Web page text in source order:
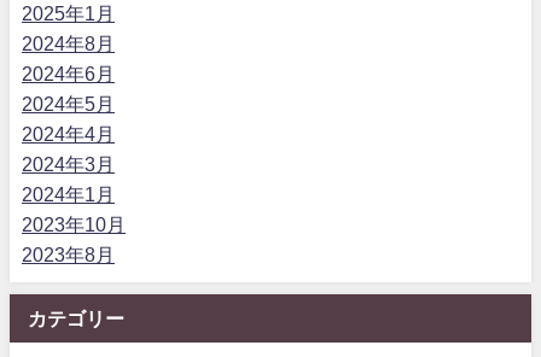
2025年1月
2024年8月
2024年6月
2024年5月
2024年4月
2024年3月
2024年1月
2023年10月
2023年8月
カテゴリー